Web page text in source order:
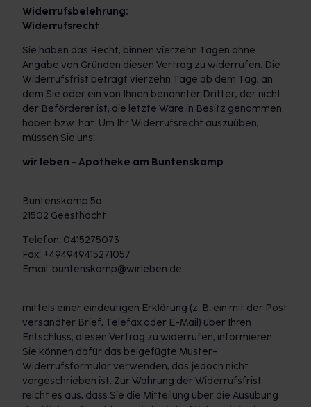
Widerrufsbelehrung:
Widerrufsrecht
Sie haben das Recht, binnen vierzehn Tagen ohne
Angabe von Gründen diesen Vertrag zu widerrufen. Die
Widerrufsfrist beträgt vierzehn Tage ab dem Tag, an
dem Sie oder ein von Ihnen benannter Dritter, der nicht
der Beförderer ist, die letzte Ware in Besitz genommen
haben bzw. hat. Um Ihr Widerrufsrecht auszuüben,
müssen Sie uns:
wir leben - Apotheke am Buntenskamp
Buntenskamp 5a
21502 Geesthacht
Telefon: 0415275073
Fax: +494949415271057
Email: buntenskamp@wirleben.de
mittels einer eindeutigen Erklärung (z. B. ein mit der Post
versandter Brief, Telefax oder E-Mail) über Ihren
Entschluss, diesen Vertrag zu widerrufen, informieren.
Sie können dafür das beigefügte Muster-
Widerrufsformular verwenden, das jedoch nicht
vorgeschrieben ist. Zur Wahrung der Widerrufsfrist
reicht es aus, dass Sie die Mitteilung über die Ausübung